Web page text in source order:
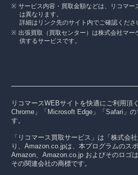
サービス内容・買取金額などは、リコマー
は異なります。
詳細はリンク先のサイト内でご確認くださ
出張買取（買取センター）は株式会社マー
供するサービスです。
リコマースWEBサイトを快適にご利用頂
Chrome」「Microsoft Edge」「Safari」
す。
「リコマース買取サービス」は「株式会
り、Amazon.co.jpは、本プログラムのス
Amazon、Amazon.co.jp およびそのロゴ
その関連会社の商標です。